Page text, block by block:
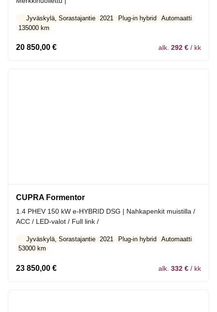
Jyväskylä, Sorastajantie 2021 Plug-in hybrid
Automaatti
135000 km
20 850,00 € alk. 292 € / kk
CUPRA Formentor
1.4 PHEV 150 kW e-HYBRID DSG | Nahkapenkit muistilla /
ACC / LED-valot / Full link /
Jyväskylä, Sorastajantie 2021 Plug-in hybrid
Automaatti
53000 km
23 850,00 € alk. 332 € / kk